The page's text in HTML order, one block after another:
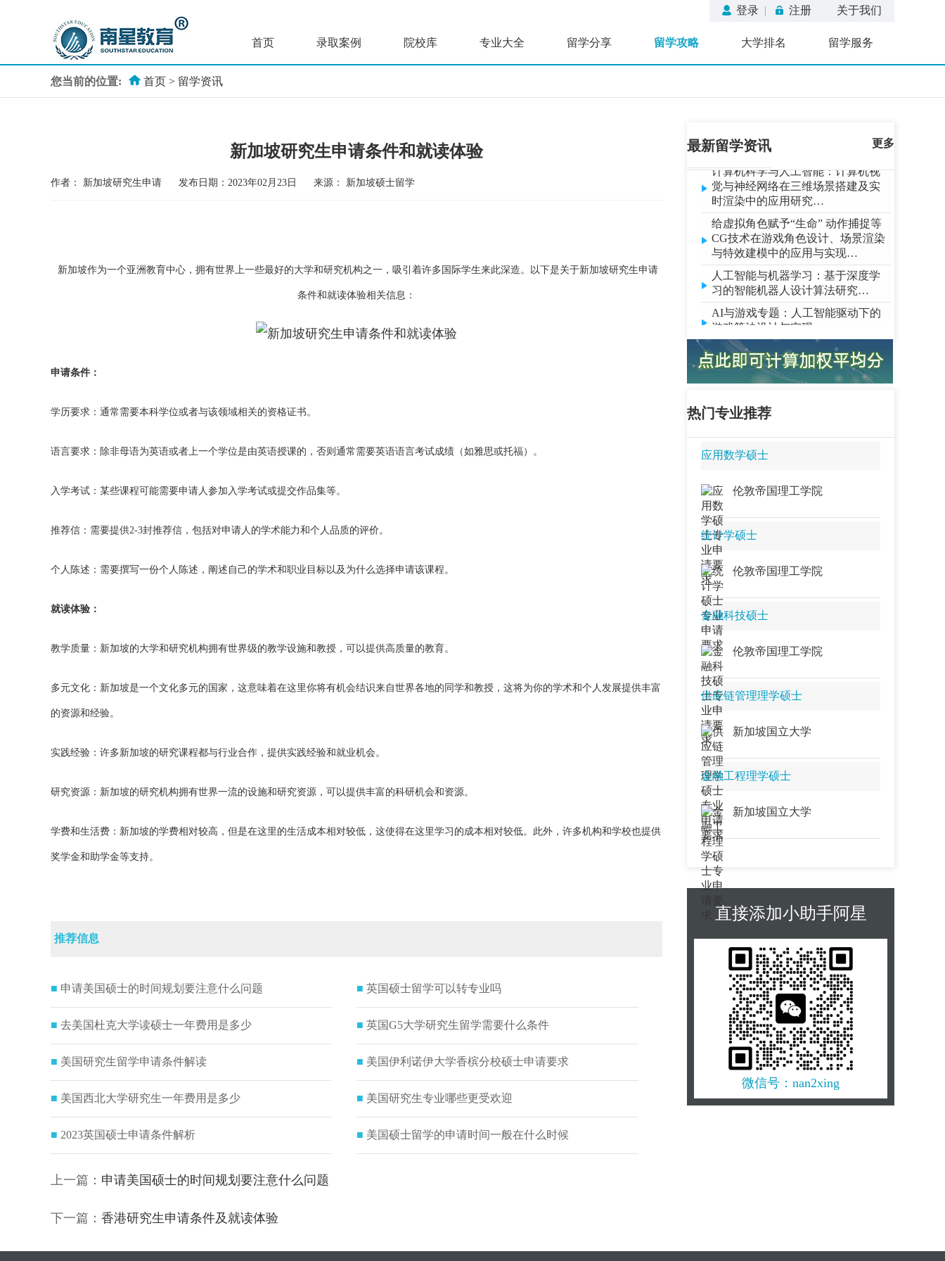
登录 | 注册 关于我们
首页 录取案例 院校库 专业大全 留学分享 留学攻略 大学排名 留学服务
您当前的位置: 首页 > 留学资讯
新加坡研究生申请条件和就读体验
作者： 新加坡研究生申请 发布日期：2023年02月23日 来源： 新加坡硕士留学
新加坡作为一个亚洲教育中心，拥有世界上一些最好的大学和研究机构之一，吸引着许多国际学生来此深造。以下是关于新加坡研究生申请
条件和就读体验相关信息：
申请条件：
学历要求：通常需要本科学位或者与该领域相关的资格证书。
语言要求：除非母语为英语或者上一个学位是由英语授课的，否则通常需要英语语言考试成绩（如雅思或托福）。
入学考试：某些课程可能需要申请人参加入学考试或提交作品集等。
推荐信：需要提供2-3封推荐信，包括对申请人的学术能力和个人品质的评价。
个人陈述：需要撰写一份个人陈述，阐述自己的学术和职业目标以及为什么选择申请该课程。
就读体验：
教学质量：新加坡的大学和研究机构拥有世界级的教学设施和教授，可以提供高质量的教育。
多元文化：新加坡是一个文化多元的国家，这意味着在这里你将有机会结识来自世界各地的同学和教授，这将为你的学术和个人发展提供丰富
的资源和经验。
实践经验：许多新加坡的研究课程都与行业合作，提供实践经验和就业机会。
研究资源：新加坡的研究机构拥有世界一流的设施和研究资源，可以提供丰富的科研机会和资源。
学费和生活费：新加坡的学费相对较高，但是在这里的生活成本相对较低，这使得在这里学习的成本相对较低。此外，许多机构和学校也提供
奖学金和助学金等支持。
推荐信息
■ 申请美国硕士的时间规划要注意什么问题
■ 去美国杜克大学读硕士一年费用是多少
■ 美国研究生留学申请条件解读
■ 美国西北大学研究生一年费用是多少
■ 2023英国硕士申请条件解析
■ 英国硕士留学可以转专业吗
■ 英国G5大学研究生留学需要什么条件
■ 美国伊利诺伊大学香槟分校硕士申请要求
■ 美国研究生专业哪些更受欢迎
■ 美国硕士留学的申请时间一般在什么时候
上一篇： 申请美国硕士的时间规划要注意什么问题
下一篇： 香港研究生申请条件及就读体验
最新留学资讯 更多
生存”…
法对生成式AI的实现——探索微软
计算机科学专题：动画角色“总动员”
究…
计算机科学与人工智能：计算机视
觉与神经网络在三维场景搭建及实
时渲染中的应用研究…
给虚拟角色赋予“生命” 动作捕捉等
CG技术在游戏角色设计、场景渲染
与特效建模中的应用与实现…
人工智能与机器学习：基于深度学
习的智能机器人设计算法研究…
AI与游戏专题：人工智能驱动下的
游戏算法设计与实现…
软件工程专题：工业4.0需求驱动的
分布式架构设计与实现——以其在
无人机集群任务协同、智能电网时
计算机科学与数据科学：基于复杂
究…
智慧城市与交通专题：基于云计算
阿里云城市大脑为例探析海量数据
的规模化处理与实时分析方法…
数据科学专题：如何应对大数据时
代的突发崩溃？ 机器学习与大数据
技术在网络动态预测与控制中的应
用研究…
数据科学专题 高速与安全并行：基
于分布式计算框架的机器学习模型
优化与数据处理方法研究…
计算机科学与人工智能：人工智能
的多元应用场景解析——以文本分
析、图像处理与智能推荐等应用为
例…
数据科学与统计学专题：基于协同
过滤的智能推荐系统构建——以亚
马逊个性化推荐功能为例探索用户
行为的实时预测与优化…
EE电子工程 通信工程专题：5G至
6G的关键技术跃迁 面向未来应用场
景的通信系统革新与性能提升方法
研究…
ECE电子信息工程专题：面向工业
4.0、自动驾驶等智能场景的5G/6G
网络设计与物联网融合机制研究…
题：融合机器学习与模式识别的图
人安防中的图像识别算法为例…
传播学 信息传播学专题：基于复杂
网络分析的网络舆情传播、演化及
应对策略研究…
ECE电子信息工程专题：多传感器信
息协同传输与数据处理技术在感知
通信系统中的一体化设计研究——
以无人机通信网络、星地融合系统
为例…
金融科技专题：AI能代替人类投资
热门专业推荐
应用数学硕士
伦敦帝国理工学院
统计学硕士
伦敦帝国理工学院
金融科技硕士
伦敦帝国理工学院
供应链管理理学硕士
新加坡国立大学
金融工程理学硕士
新加坡国立大学
直接添加小助手阿星
微信号：nan2xing